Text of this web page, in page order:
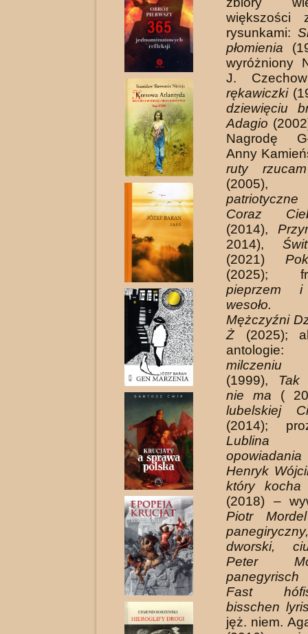
większości
rysunkami:
płomienia
wyróżniony
J.
rękawiczki
dziewięciu
Adagio
Nagrodę
Anny
ruty
patriotyczne
Coraz
(2014),
2014),
(2021)
(2025);
pieprzem
Mężczyźni
Ż (2025);
antologie:
milcze­niu
(1999),
Tak
nie ma (
lubelskiej
(2014);
opowiadania
Henryk
który kocha
(2018) –
Piotr
dworski,
Peter
Fast
bisschen
jęż. niem.